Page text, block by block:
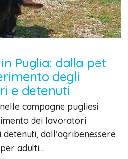
Puglia: dalla pet
degli
e detenuti
campagne pugliesi
dei lavoratori
dall’agribenessere
adulti…